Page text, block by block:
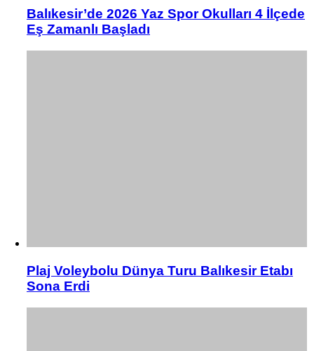
Balıkesir’de 2026 Yaz Spor Okulları 4 İlçede
Eş Zamanlı Başladı
Plaj Voleybolu Dünya Turu Balıkesir Etabı
Sona Erdi